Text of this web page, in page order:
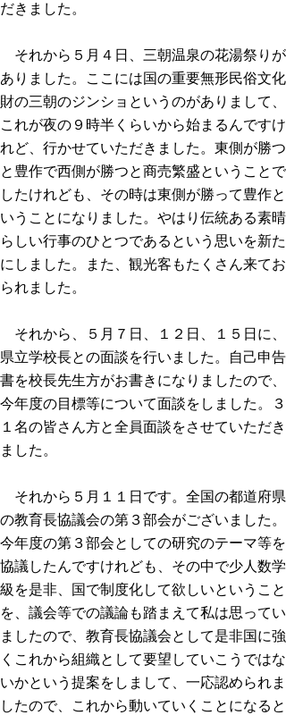
だきました。
それから５月４日、三朝温泉の花湯祭りが
ありました。ここには国の重要無形民俗文化
財の三朝のジンショというのがありまして、
これが夜の９時半くらいから始まるんですけ
れど、行かせていただきました。東側が勝つ
と豊作で西側が勝つと商売繁盛ということで
したけれども、その時は東側が勝って豊作と
いうことになりました。やはり伝統ある素晴
らしい行事のひとつであるという思いを新た
にしました。また、観光客もたくさん来てお
られました。
それから、５月７日、１２日、１５日に、
県立学校長との面談を行いました。自己申告
書を校長先生方がお書きになりましたので、
今年度の目標等について面談をしました。３
１名の皆さん方と全員面談をさせていただき
ました。
それから５月１１日です。全国の都道府県
の教育長協議会の第３部会がございました。
今年度の第３部会としての研究のテーマ等を
協議したんですけれども、その中で少人数学
級を是非、国で制度化して欲しいということ
を、議会等での議論も踏まえて私は思ってい
ましたので、教育長協議会として是非国に強
くこれから組織として要望していこうではな
いかという提案をしまして、一応認められま
したので、これから動いていくことになると